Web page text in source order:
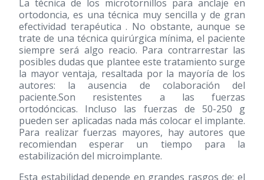
La técnica de los microtornillos para anclaje en
ortodoncia, es una técnica muy sencilla y de gran
efectividad terapéutica . No obstante, aunque se
trate de una técnica quirúrgica mínima, el paciente
siempre será algo reacio. Para contrarrestar las
posibles dudas que plantee este tratamiento surge
la mayor ventaja, resaltada por la mayoría de los
autores: la ausencia de colaboración del
paciente.Son resistentes a las fuerzas
ortodóncicas. Incluso las fuerzas de 50-250 g
pueden ser aplicadas nada más colocar el implante.
Para realizar fuerzas mayores, hay autores que
recomiendan esperar un tiempo para la
estabilización del microimplante.
Esta estabilidad depende en grandes rasgos de: el